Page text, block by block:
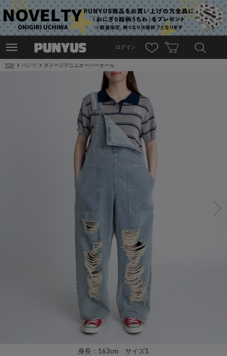
ログイン
TOP パンツ ダメージデニムオーバーオール
身長：163cm サイズ1